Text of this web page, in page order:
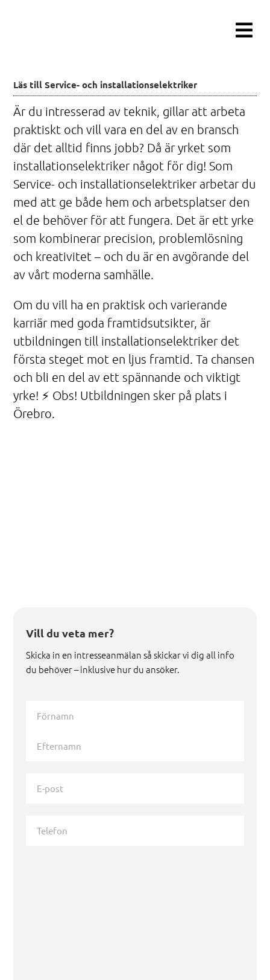
Läs till Service- och installationselektriker
Är du intresserad av teknik, gillar att arbeta
praktiskt och vill vara en del av en bransch
där det alltid finns jobb? Då är yrket som
installationselektriker något för dig! Som
Service- och installationselektriker arbetar du
med att ge både hem och arbetsplatser den
el de behöver för att fungera. Det är ett yrke
som kombinerar precision, problemlösning
och kreativitet – och du är en avgörande del
av vårt moderna samhälle.
Om du vill ha en praktisk och varierande
karriär med goda framtidsutsikter, är
utbildningen till installationselektriker det
första steget mot en ljus framtid. Ta chansen
och bli en del av ett spännande och viktigt
yrke! ⚡ Obs! Utbildningen sker på plats i
Örebro.
Vill du veta mer?
Skicka in en intresseanmälan så skickar vi dig all info
du behöver – inklusive hur du ansöker.
post *